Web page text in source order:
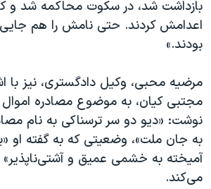
اعدامش کردند. حتی نامش را هم جایی
بودند.»
مرضیه محبی، وکیل دادگستری، نیز با
مجتبی کیان، به موضوع مصادره اموال
نوشت: «دیو دو سر ترسناکی به نام
به جان ملت»، وضعیتی که به گفته او
آمیخته به خشمی عمیق و آشتی‌ناپذیر»
می‌کند.